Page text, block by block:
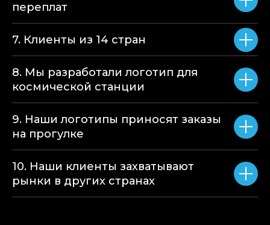
переплат
7. Клиенты из 14 стран
8. Мы разработали логотип для
космической станции
9. Наши логотипы приносят заказы
на прогулке
10. Наши клиенты захватывают
рынки в других странах